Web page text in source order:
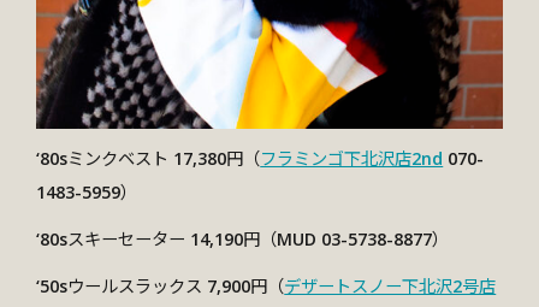
‘80sミンクベスト 17,380円（フラミンゴ下北沢店2nd 070-
1483-5959）
‘80sスキーセーター 14,190円 （MUD 03-5738-8877）
‘50sウールスラックス 7,900円（デザートスノー下北沢2号店